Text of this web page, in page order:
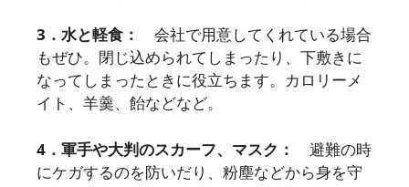
3．水と軽食：
会社で用意してくれている場合
もぜひ。閉じ込められてしまったり、下敷きに
なってしまったときに役立ちます。カロリーメ
イト、羊羹、飴などなど。
4．軍手や大判のスカーフ、マスク：
避難の時
にケガするのを防いだり、粉塵などから身を守